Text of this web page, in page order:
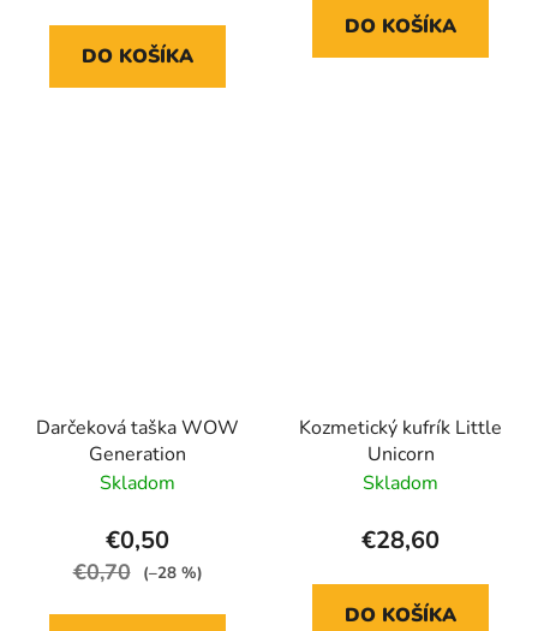
DO KOŠÍKA
DO KOŠÍKA
Darčeková taška WOW
Generation
Skladom
€0,50
€0,70 (–28 %)
Kozmetický kufrík Little
Unicorn
Skladom
€28,60
DO KOŠÍKA